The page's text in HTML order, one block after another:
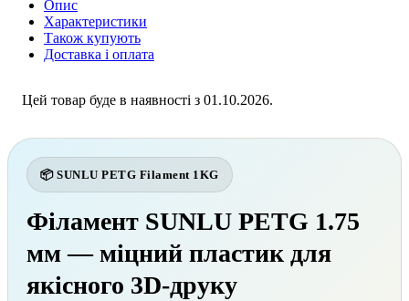
Опис
Характеристики
Також купують
Доставка і оплата
Цей товар буде в наявності з 01.10.2026.
📦 SUNLU PETG Filament 1KG
Філамент SUNLU PETG 1.75
мм — міцний пластик для
якісного 3D-друку